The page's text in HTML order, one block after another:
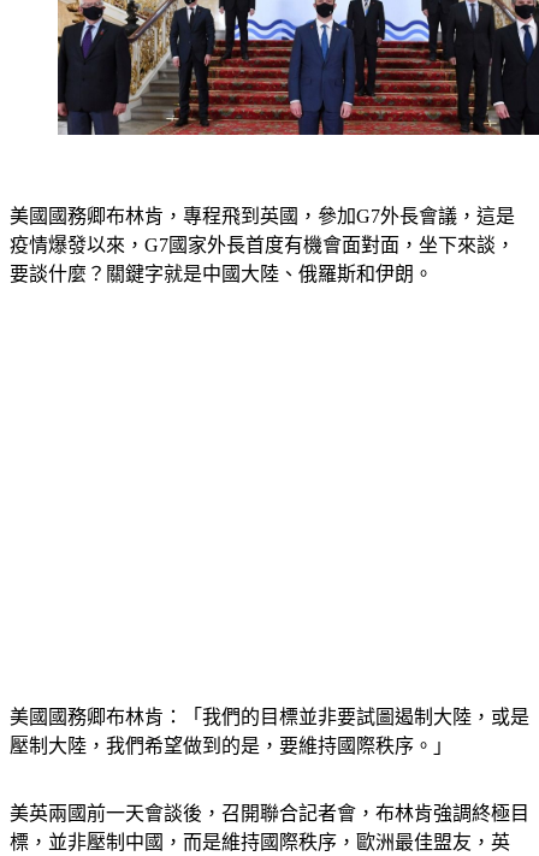
美國國務卿布林肯，專程飛到英國，參加G7外長會議，這是
疫情爆發以來，G7國家外長首度有機會面對面，坐下來談，
要談什麼？關鍵字就是中國大陸、俄羅斯和伊朗。
美國國務卿布林肯：「我們的目標並非要試圖遏制大陸，或是
壓制大陸，我們希望做到的是，要維持國際秩序。」
美英兩國前一天會談後，召開聯合記者會，布林肯強調終極目
標，並非壓制中國，而是維持國際秩序，歐洲最佳盟友，英